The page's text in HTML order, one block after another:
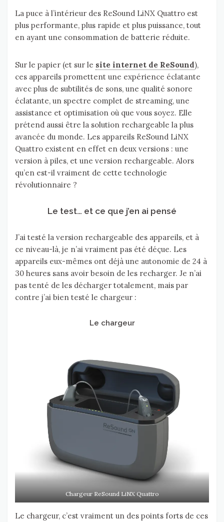
La puce à l’intérieur des ReSound LiNX Quattro est
plus performante, plus rapide et plus puissance, tout
en ayant une consommation de batterie réduite.
Sur le papier (et sur le site internet de ReSound),
ces appareils promettent une expérience éclatante
avec plus de subtilités de sons, une qualité sonore
éclatante, un spectre complet de streaming, une
assistance et optimisation où que vous soyez. Elle
prétend aussi être la solution rechargeable la plus
avancée du monde. Les appareils ReSound LiNX
Quattro existent en effet en deux versions : une
version à piles, et une version rechargeable. Alors
qu’en est-il vraiment de cette technologie
révolutionnaire ?
Le test… et ce que j’en ai pensé
J’ai testé la version rechargeable des appareils, et à
ce niveau-là, je n’ai vraiment pas été déçue. Les
appareils eux-mêmes ont déjà une autonomie de 24 à
30 heures sans avoir besoin de les recharger. Je n’ai
pas tenté de les décharger totalement, mais par
contre j’ai bien testé le chargeur :
Le chargeur
Chargeur ReSound LiNX Quattro
Le chargeur, c’est vraiment un des points forts de ces